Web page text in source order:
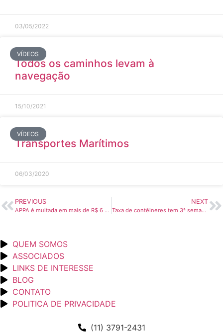
03/05/2022
VÍDEOS
Todos os caminhos levam à
navegação
15/10/2021
VÍDEOS
Transportes Marítimos
06/03/2020
PREVIOUS
APPA é multada em mais de R$ 6 milhões por não limpar área portuária – Bem Paraná
NEXT
Taxa de contêineres tem 3ª semana de alta – Guia Marítimo
QUEM SOMOS
ASSOCIADOS
LINKS DE INTERESSE
BLOG
CONTATO
POLITICA DE PRIVACIDADE
(11) 3791-2431